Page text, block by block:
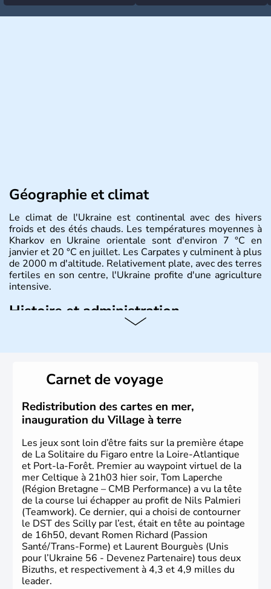
Géographie et climat
Le climat de l'Ukraine est continental avec des hivers
froids et des étés chauds. Les températures moyennes à
Kharkov en Ukraine orientale sont d'environ 7 °C en
janvier et 20 °C en juillet. Les Carpates y culminent à plus
de 2000 m d'altitude. Relativement plate, avec des terres
fertiles en son centre, l'Ukraine profite d'une agriculture
intensive.
Histoire et administration
remonte au 24 août 1991. Sébastopol, Karkhov et
Odessa sont les principales villes d'Ukraine.
Carnet de voyage
Redistribution des cartes en mer,
inauguration du Village à terre
Les jeux sont loin d’être faits sur la première étape
de La Solitaire du Figaro entre la Loire-Atlantique
et Port-la-Forêt. Premier au waypoint virtuel de la
mer Celtique à 21h03 hier soir, Tom Laperche
(Région Bretagne – CMB Performance) a vu la tête
de la course lui échapper au profit de Nils Palmieri
(Teamwork). Ce dernier, qui a choisi de contourner
le DST des Scilly par l’est, était en tête au pointage
de 16h50, devant Romen Richard (Passion
Santé/Trans-Forme) et Laurent Bourguès (Unis
pour l’Ukraine 56 - Devenez Partenaire) tous deux
Bizuths, et respectivement à 4,3 et 4,9 milles du
leader.